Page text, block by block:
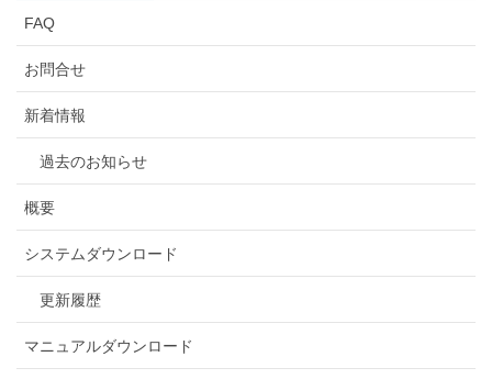
FAQ
お問合せ
新着情報
過去のお知らせ
概要
システムダウンロード
更新履歴
マニュアルダウンロード